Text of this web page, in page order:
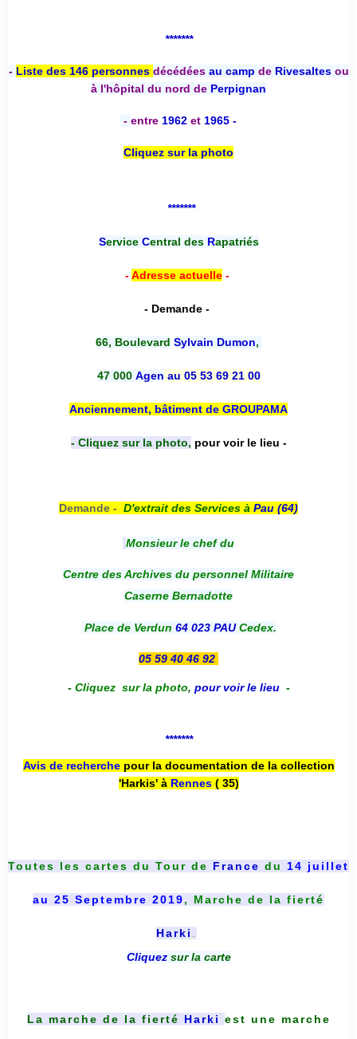
*******
- Liste des 146 personnes décédées au camp deRivesaltesou
à l'hôpital du nord de Perpignan
- entre 1962 et 1965 -
Cliquez sur la photo
*******
Service Central desRapatriés
-Adresse actuelle-
- Demande -
66, Boulevard Sylvain Dumon,
47 000 Agen au 05 53 69 21 00
Anciennement, bâtiment de GROUPAMA
- Cliquez sur la photo, pour voir le lieu -
Demande - D'extrait des Services à Pau (64)
Monsieur le chef du
Centre des Archives du personnel Militaire
Caserne Bernadotte
Place de Verdun 64 023 PAUCedex.
05 59 40 46 92
- Cliquez sur la photo, pour voir le lieu -
*******
Avis de recherche pour la documentation de la collection
'Harkis' à Rennes( 35)
Toutes les cartes du Tour de France du 14 juillet
au 25 Septembre 2019, Marche de la fierté
Harki .
Cliquez sur la carte
La marche de la fierté Harki est une marche